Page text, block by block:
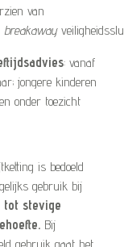
van
breakaway
: vanaf
jongere kinderen
onder toezicht
is bedoeld
gebruik bij
tot stevige
Bij
gebruik gaat het